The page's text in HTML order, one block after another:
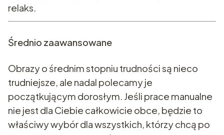
relaks.
Średnio zaawansowane
Obrazy o średnim stopniu trudności są nieco
trudniejsze, ale nadal polecamy je
początkującym dorosłym. Jeśli prace manualne
nie jest dla Ciebie całkowicie obce, będzie to
właściwy wybór dla wszystkich, którzy chcą po